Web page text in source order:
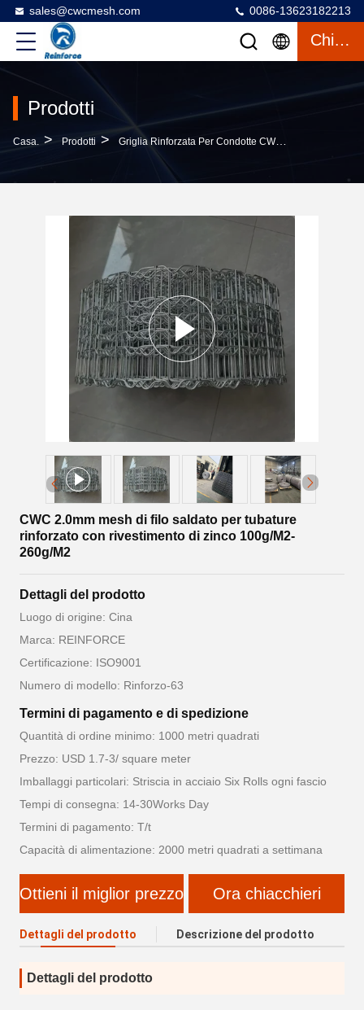
sales@cwcmesh.com 0086-13623182213
Chiacchierata
Prodotti
Casa. > Prodotti > Griglia Rinforzata Per Condotte CWC
CWC 2.0mm mesh di filo saldato per tubature
rinforzato con rivestimento di zinco 100g/M2-
260g/M2
Dettagli del prodotto
Luogo di origine: Cina
Marca: REINFORCE
Certificazione: ISO9001
Numero di modello: Rinforzo-63
Termini di pagamento e di spedizione
Quantità di ordine minimo: 1000 metri quadrati
Prezzo: USD 1.7-3/ square meter
Imballaggi particolari: Striscia in acciaio Six Rolls ogni fascio
Tempi di consegna: 14-30Works Day
Termini di pagamento: T/t
Capacità di alimentazione: 2000 metri quadrati a settimana
Ottieni il miglior prezzo Ora chiacchieri
Dettagli del prodotto Descrizione del prodotto
Dettagli del prodotto